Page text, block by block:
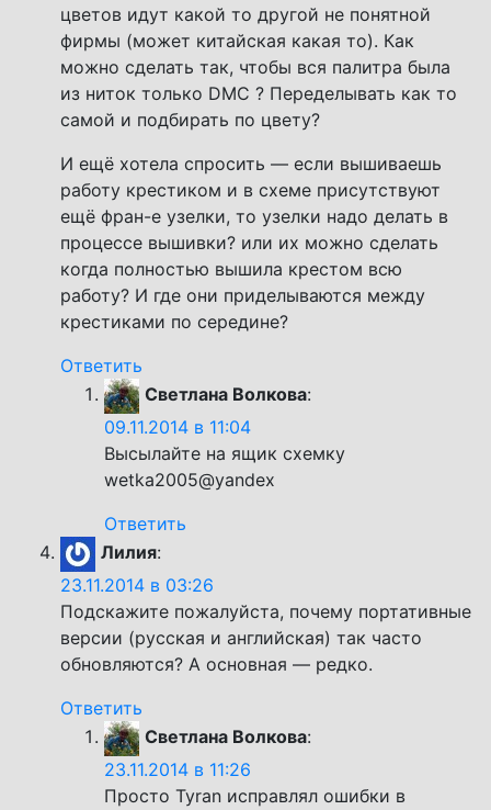
цветов идут какой то другой не понятной
фирмы (может китайская какая то). Как
можно сделать так, чтобы вся палитра была
из ниток только DMC ? Переделывать как то
самой и подбирать по цвету?
И ещё хотела спросить — если вышиваешь
работу крестиком и в схеме присутствуют
ещё фран-е узелки, то узелки надо делать в
процессе вышивки? или их можно сделать
когда полностью вышила крестом всю
работу? И где они приделываются между
крестиками по середине?
Ответить
Светлана Волкова:
09.11.2014 в 11:04
Высылайте на ящик схемку
wetka2005@yandex
Ответить
Лилия:
23.11.2014 в 03:26
Подскажите пожалуйста, почему портативные
версии (русская и английская) так часто
обновляются? А основная — редко.
Ответить
Светлана Волкова:
23.11.2014 в 11:26
Просто Tyran исправлял ошибки в